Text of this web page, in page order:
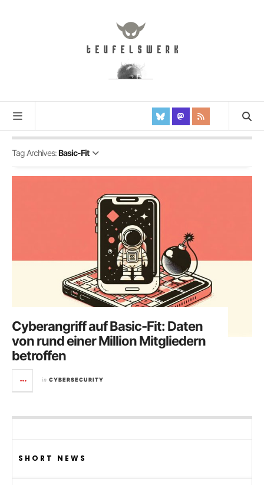
Tag Archives:Basic-Fit
Cyberangriff auf Basic-Fit: Daten
von rund einer Million Mitgliedern
betroffen
in CYBERSECURITY
SHORT NEWS